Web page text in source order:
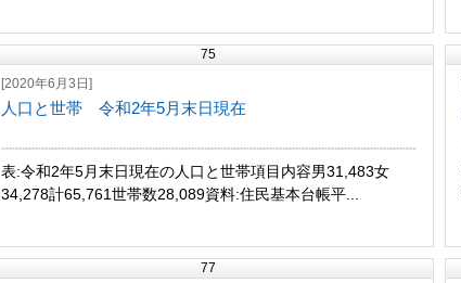
75
[2020年6月3日]
人口と世帯 令和2年5月末日現在
表:令和2年5月末日現在の人口と世帯項目内容男31,483女
34,278計65,761世帯数28,089資料:住民基本台帳平...
77